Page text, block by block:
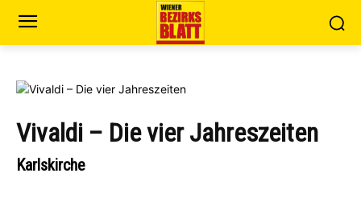
Vivaldi – Die vier Jahreszeiten
Karlskirche